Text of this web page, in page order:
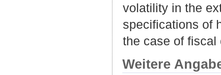
volatility in the
specifications of
the case of fiscal
Weitere